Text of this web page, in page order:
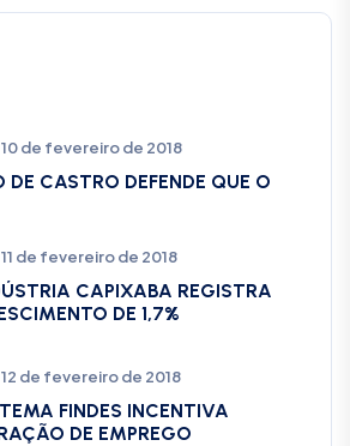
10 de fevereiro de 2018
DE CASTRO DEFENDE QUE O
11 de fevereiro de 2018
CAPIXABA REGISTRA
DE 1,7%
12 de fevereiro de 2018
FINDES INCENTIVA
DE EMPREGO